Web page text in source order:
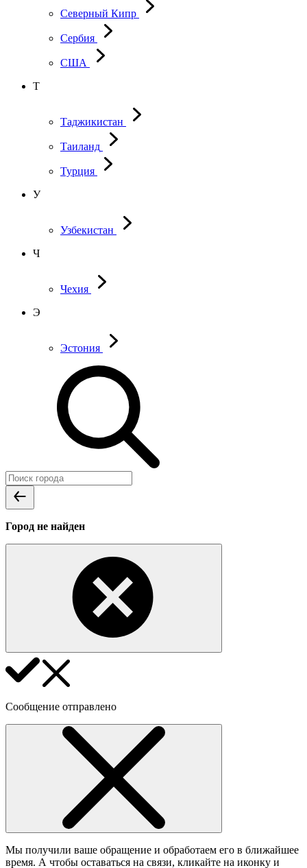
Северный Кипр
Сербия
США
Т
Таджикистан
Таиланд
Турция
У
Узбекистан
Ч
Чехия
Э
Эстония
Город не найден
Сообщение отправлено
Мы получили ваше обращение и обработаем его в ближайшее
время. А чтобы оставаться на связи, кликайте на иконку и